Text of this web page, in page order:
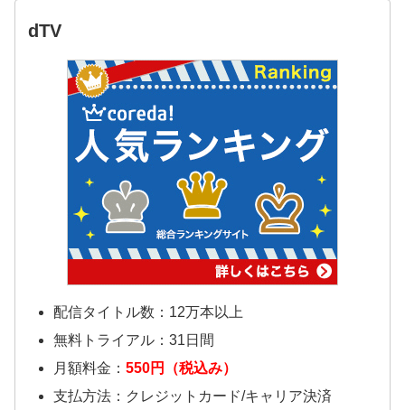
dTV
配信タイトル数：12万本以上
無料トライアル：31日間
月額料金： 550円（税込み）
支払方法：クレジットカード/キャリア決済